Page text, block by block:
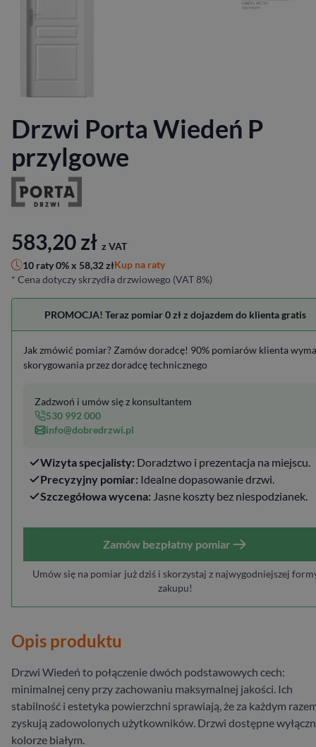
Drzwi Porta Wiedeń P
przylgowe
583,20zł z VAT
10 raty 0% x 58,32złKup na raty
* Cena dotyczy skrzydła drzwiowego (VAT 8%)
PROMOCJA! Teraz pomiar 0 zł z dojazdem do klienta gratis
Jak zmówić pomiar? Zamów doradcę! 90% pomiarów klienta
skorygowania przez doradcę technicznego
Wizyta specjalisty: Doradztwo i prezentacja na miejscu.
Precyzyjny pomiar: Idealne dopasowanie drzwi.
Szczegółowa wycena: Jasne koszty bez niespodzianek.
Zadzwoń i umów się z konsultantem
530 992 000
info@dobredrzwi.pl
Zamów bezpłatny pomiar
Umów się na pomiar już dziś i skorzystaj z najwygodniejszej
zakupu!
Opis produktu
Drzwi Wiedeń to połączenie dwóch podstawowych cech:
minimalnej ceny przy zachowaniu maksymalnej jakości. Ich
stabilność i estetyka powierzchni sprawiają, że za każdym
zyskują zadowolonych użytkowników. Drzwi dostępne
kolorze białym.